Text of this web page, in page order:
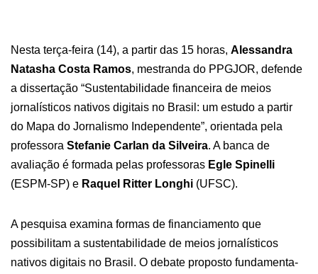
Nesta terça-feira (14), a partir das 15 horas, Alessandra
Natasha Costa Ramos, mestranda do PPGJOR, defende
a dissertação “Sustentabilidade financeira de meios
jornalísticos nativos digitais no Brasil: um estudo a partir
do Mapa do Jornalismo Independente”, orientada pela
professora Stefanie Carlan da Silveira. A banca de
avaliação é formada pelas professoras Egle Spinelli
(ESPM-SP) e Raquel Ritter Longhi (UFSC).
A pesquisa examina formas de financiamento que
possibilitam a sustentabilidade de meios jornalísticos
nativos digitais no Brasil. O debate proposto fundamenta-